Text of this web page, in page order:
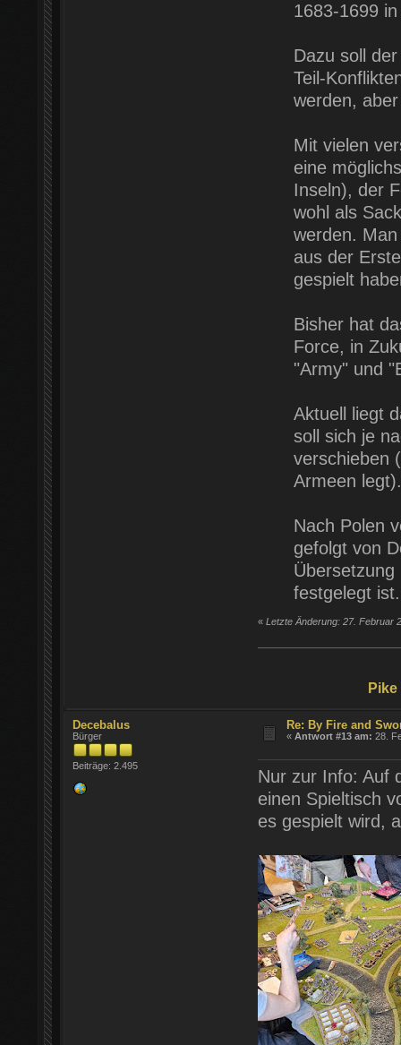
1683-1699
Dazu soll
Teil-
werden,
Mit vielen
eine
Inseln), der
wohl als
werden.
aus der
gespielt
Bisher hat
Force, in
"Army" und
Aktuell liegt
soll sich je
verschieben
Armeen legt).
Nach Polen
gefolgt von
festgelegt
« Letzte Änderung: 27. Februar
Pike
Decebalus
Bürger
Beiträge: 2.495
Re: By Fire and
«Antwort #13 am: 28.
Nur zur Info: Auf
einen Spieltisch
es gespielt wird,